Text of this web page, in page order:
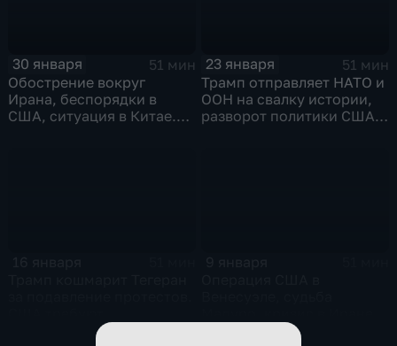
30 января
51 мин
Обострение вокруг
Ирана, беспорядки в
США, ситуация в Китае.
23 января
51 мин
Трамп отправляет НАТО и
ООН на свалку истории,
разворот политики США
Гренландию, ЕС в ответ
Эфир от 09.01.2026